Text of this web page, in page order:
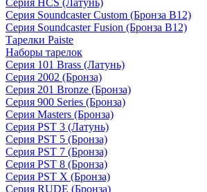
Серия HCS (Латунь)
Серия Soundcaster Custom (Бронза B12)
Серия Soundcaster Fusion (Бронза B12)
Тарелки Paiste
Наборы тарелок
Серия 101 Brass (Латунь)
Серия 2002 (Бронза)
Серия 201 Bronze (Бронза)
Серия 900 Series (Бронза)
Серия Masters (Бронза)
Серия PST 3 (Латунь)
Серия PST 5 (Бронза)
Серия PST 7 (Бронза)
Серия PST 8 (Бронза)
Серия PST X (Бронза)
Серия RUDE (Бронза)